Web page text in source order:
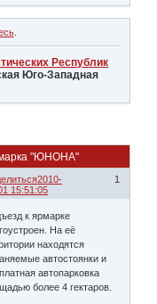
.
Республик
Юго-Западная
"ЮНОНА"
1
2010-
15:51:05
к ярмарке
На её
находятся
автостоянки и
автопарковка
более 4 гектаров.